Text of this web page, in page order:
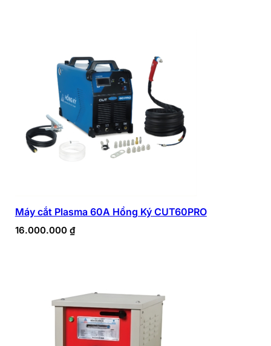
Máy cắt Plasma 60A Hồng Ký CUT60PRO
16.000.000 ₫